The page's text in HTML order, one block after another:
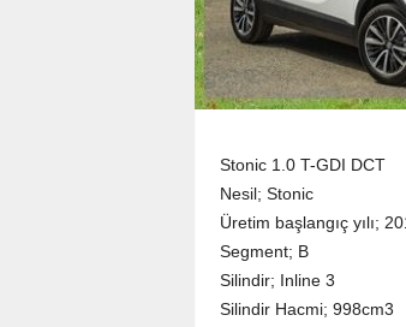
Stonic 1.0 T-GDI DCT
Nesil; Stonic
Üretim başlangıç yılı;
Segment; B
Silindir; Inline 3
Silindir Hacmi; 998cm3